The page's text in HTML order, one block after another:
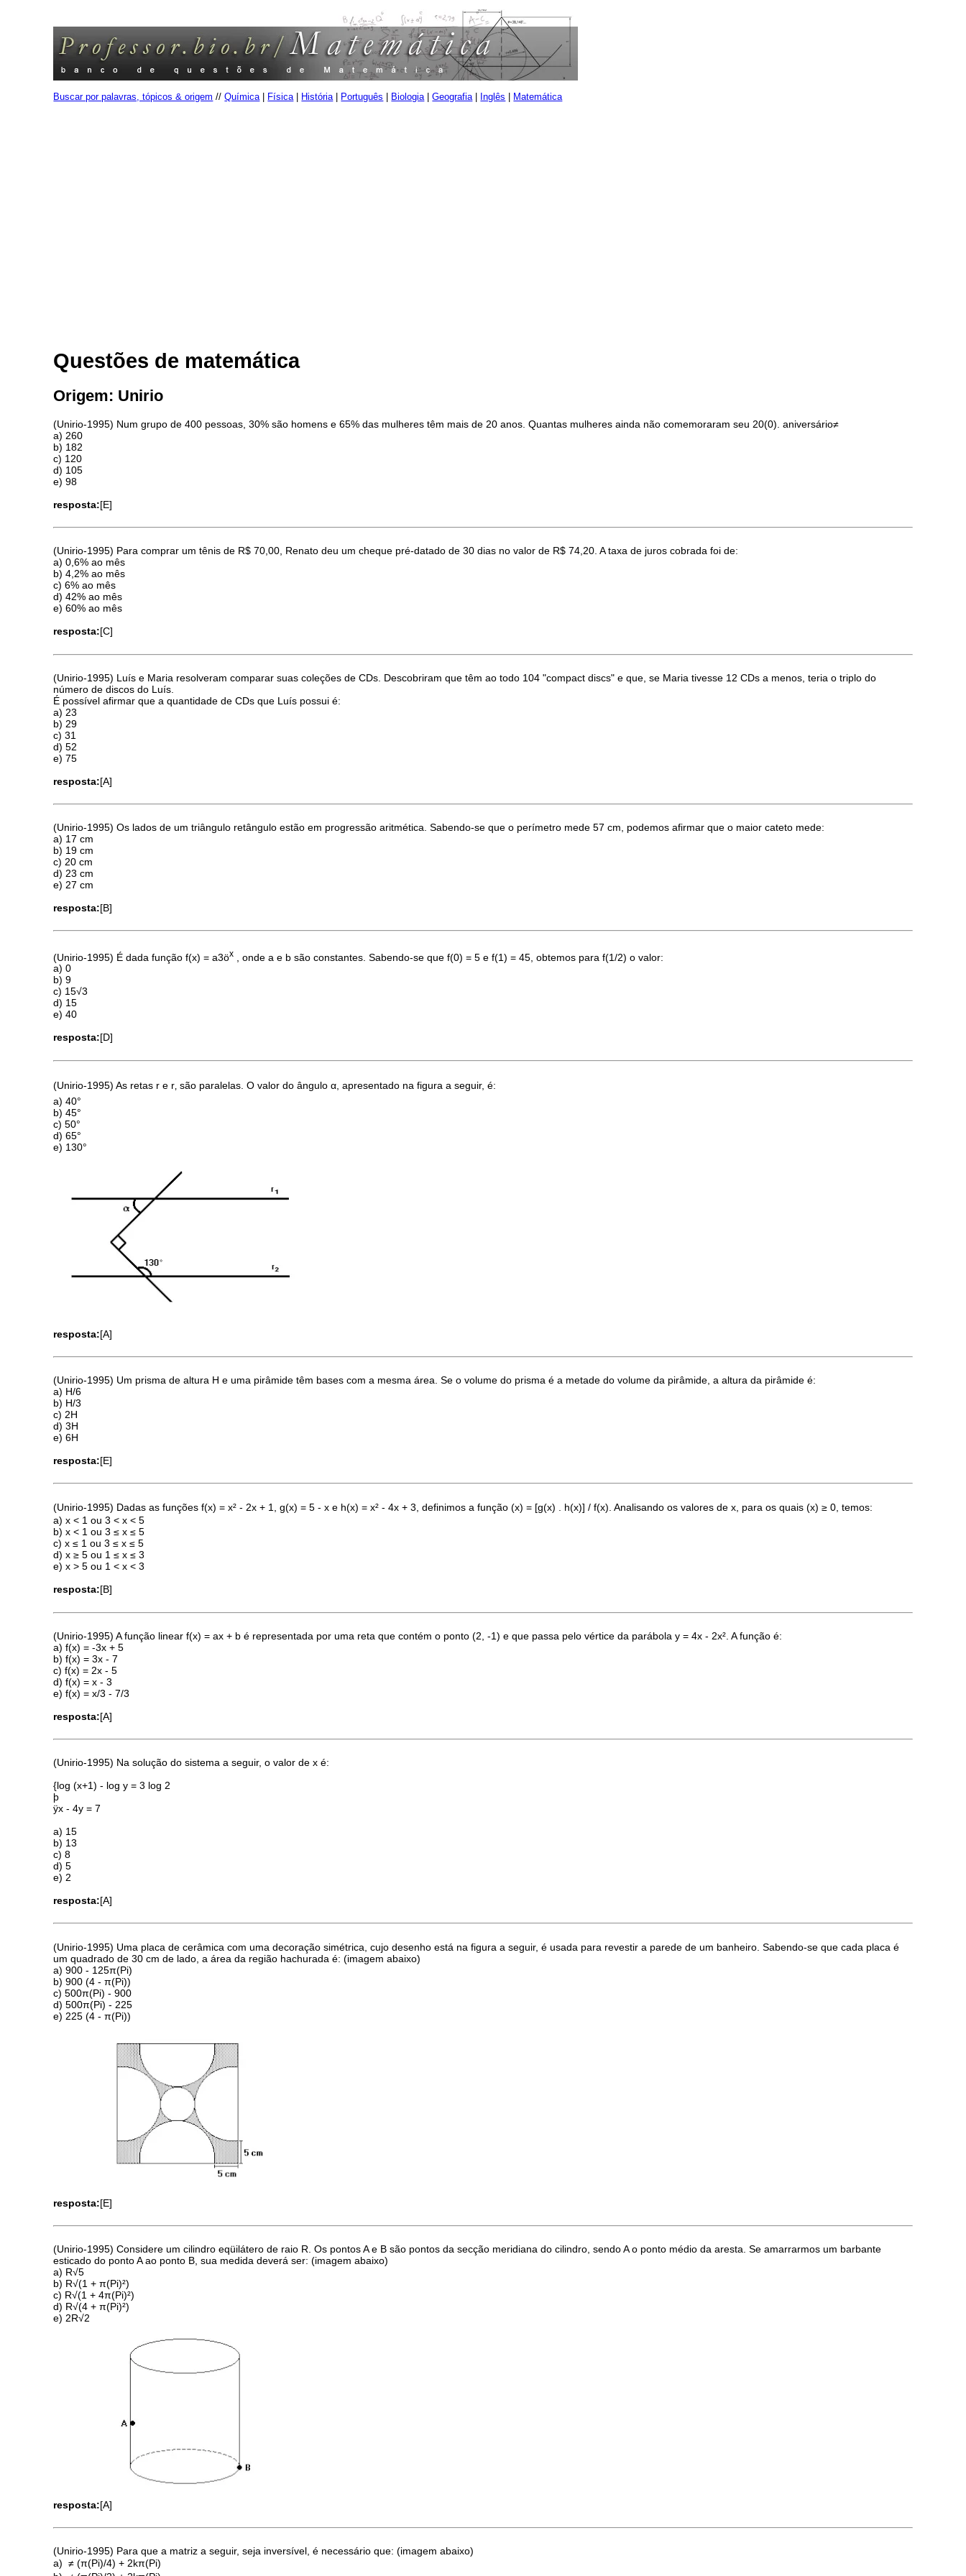
Buscar por palavras, tópicos & origem //Química| Física| História| Português Biologia|Geografia| Inglês Matemática
Questões de matemática
Origem: Unirio
(Unirio-1995) Num grupo de 400 pessoas, 30% são homens e 65% das mulheres têm mais de 20 anos. Quantas mulheres ainda não comemoraram seu 20(0). aniversário≠
a) 260
b) 182
c) 120
d) 105
e) 98
resposta:[E]
(Unirio-1995) Para comprar um tênis de R$ 70,00, Renato deu um cheque pré-datado de 30 dias no valor de R$ 74,20. A taxa de juros cobrada foi de:
a) 0,6% ao mês
b) 4,2% ao mês
c) 6% ao mês
d) 42% ao mês
e) 60% ao mês
resposta:[C]
(Unirio-1995) Luís e Maria resolveram comparar suas coleções de CDs. Descobriram que têm ao todo 104 "compact discs" e que, se Maria tivesse 12 CDs a menos, teria o triplo do
número de discos do Luís.
É possível afirmar que a quantidade de CDs que Luís possui é:
a) 23
b) 29
c) 31
d) 52
e) 75
resposta:[A]
(Unirio-1995) Os lados de um triângulo retângulo estão em progressão aritmética. Sabendo-se que o perímetro mede 57 cm, podemos afirmar que o maior cateto mede:
a) 17 cm
b) 19 cm
c) 20 cm
d) 23 cm
e) 27 cm
resposta:[B]
(Unirio-1995) É dada função f(x) = a3öx , onde a e b são constantes. Sabendo-se que f(0) = 5 e f(1) = 45, obtemos para f(1/2) o valor:
a) 0
b) 9
c) 15√3
d) 15
e) 40
resposta:[D]
(Unirio-1995) As retas r e r‚ são paralelas. O valor do ângulo α, apresentado na figura a seguir, é:
a) 40°
b) 45°
c) 50°
d) 65°
e) 130°
resposta:[A]
(Unirio-1995) Um prisma de altura H e uma pirâmide têm bases com a mesma área. Se o volume do prisma é a metade do volume da pirâmide, a altura da pirâmide é:
a) H/6
b) H/3
c) 2H
d) 3H
e) 6H
resposta:[E]
(Unirio-1995) Dadas as funções f(x) = x² - 2x + 1, g(x) = 5 - x e h(x) = x² - 4x + 3, definimos a função (x) = [g(x) . h(x)] / f(x). Analisando os valores de x, para os quais (x) ≥ 0, temos:
a) x < 1 ou 3 < x < 5
b) x < 1 ou 3 ≤ x ≤ 5
c) x ≤ 1 ou 3 ≤ x ≤ 5
d) x ≥ 5 ou 1 ≤ x ≤ 3
e) x > 5 ou 1 < x < 3
resposta:[B]
(Unirio-1995) A função linear f(x) = ax + b é representada por uma reta que contém o ponto (2, -1) e que passa pelo vértice da parábola y = 4x - 2x². A função é:
a) f(x) = -3x + 5
b) f(x) = 3x - 7
c) f(x) = 2x - 5
d) f(x) = x - 3
e) f(x) = x/3 - 7/3
resposta:[A]
(Unirio-1995) Na solução do sistema a seguir, o valor de x é:
{log (x+1) - log y = 3 log 2
þ
ÿx - 4y = 7
a) 15
b) 13
c) 8
d) 5
e) 2
resposta:[A]
(Unirio-1995) Uma placa de cerâmica com uma decoração simétrica, cujo desenho está na figura a seguir, é usada para revestir a parede de um banheiro. Sabendo-se que cada placa é
um quadrado de 30 cm de lado, a área da região hachurada é: (imagem abaixo)
a) 900 - 125π(Pi)
b) 900 (4 - π(Pi))
c) 500π(Pi) - 900
d) 500π(Pi) - 225
e) 225 (4 - π(Pi))
resposta:[E]
(Unirio-1995) Considere um cilindro eqüilátero de raio R. Os pontos A e B são pontos da secção meridiana do cilindro, sendo A o ponto médio da aresta. Se amarrarmos um barbante
esticado do ponto A ao ponto B, sua medida deverá ser: (imagem abaixo)
a) R√5
b) R√(1 + π(Pi)²)
c) R√(1 + 4π(Pi)²)
d) R√(4 + π(Pi)²)
e) 2R√2
resposta:[A]
(Unirio-1995) Para que a matriz a seguir, seja inversível, é necessário que: (imagem abaixo)
a)  ≠ (π(Pi)/4) + 2kπ(Pi)